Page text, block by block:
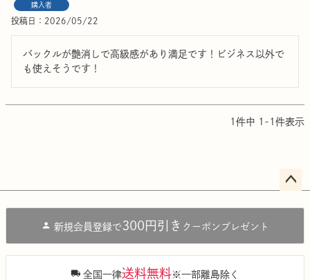
購入者
投稿日 2026/05/22
バックルが艶消しで高級感があり満足です！ビジネス以外で
も使えそうです！
1 件中 1 - 1 件表示
へ
新規会員登録で300円引き クーポンプレゼント
全国一律送料無料※一部離島除く